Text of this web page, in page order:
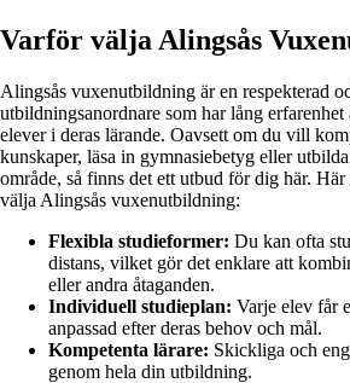
Varför välja Alingsås
Alingsås vuxenutbildning är en respekterad
utbildningsanordnare som har lång
elever i deras lärande. Oavsett om du vill
kunskaper, läsa in gymnasiebetyg eller
område, så finns det ett utbud för dig här.
välja Alingsås vuxenutbildning:
Flexibla studieformer: Du kan ofta
distans, vilket gör det enklare att
eller andra åtaganden.
Individuell studieplan: Varje elev får
anpassad efter deras behov och mål.
Kompetenta lärare: Skickliga och
genom hela din utbildning.